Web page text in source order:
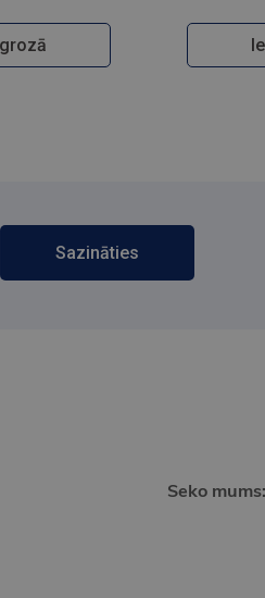
Sazināties
Seko mums: